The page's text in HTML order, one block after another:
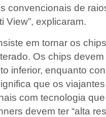
convencionais de
View”, explicaram.
em tornar os
Os chips
inferior, enquanto
que os
com tecnologia
devem ter “alta